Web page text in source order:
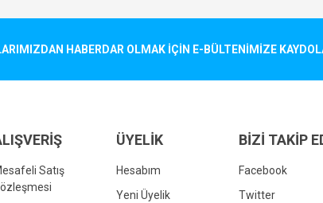
bozuk veya görüntülenemiyor.
alternatifler olmalı.
HABERDAR OLMAK İÇİN E-BÜLTENİMİZE
Satış
ÜYELİK
Hesabım
Yeni Üyelik
BİZİ TAKİP
Facebook
Twitter